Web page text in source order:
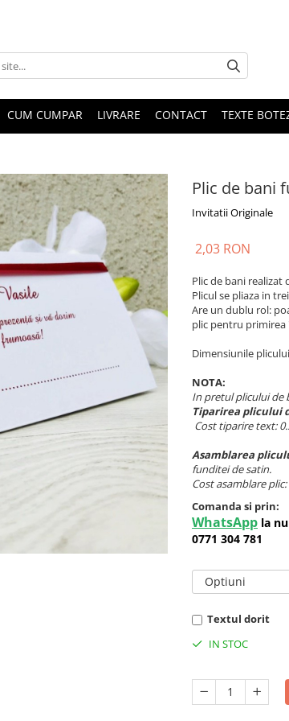
CUM CUMPAR LIVRARE CONTACT TEXTE
Plic de bani
Invitatii Originale
2,03 RON
Plic de bani
Plicul se pliaza in
Are un dublu rol:
plic pentru primirea
Dimensiunile
NOTA:
In pretul plicului de
Tiparirea plicului
Cost tiparire text:
Asamblarea
funditei de satin.
Cost asamblare
Comanda si prin:
WhatsApp la
0771 304 781
Optiuni
Textul dorit
IN STOC